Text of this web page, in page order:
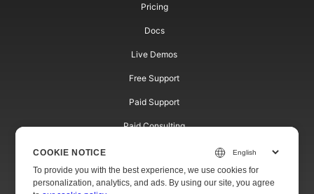
Pricing
Docs
Live Demos
Free Support
Paid Support
Paid Consulting
Websites
COOKIE NOTICE
To provide you with the best experience, we use cookies for
personalization, analytics, and ads. By using our site, you agree